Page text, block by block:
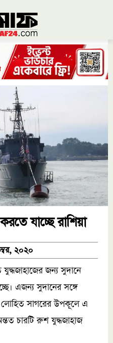
যাচ্ছে রাশিয়া
২০২০
যুদ্ধজাহাজের জন্য সুদানে
এজন্য সুদানের সঙ্গে
লোহিত সাগরের উপকূলে এ
চারটি রুশ যুদ্ধজাহাজ